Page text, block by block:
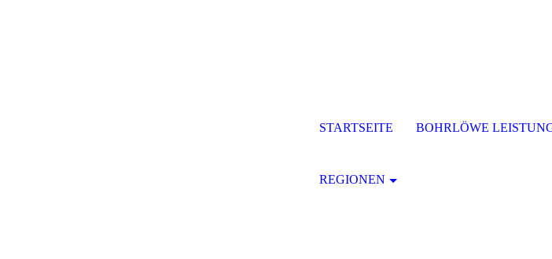
STARTSEITE BOHRLÖWE
REGIONEN